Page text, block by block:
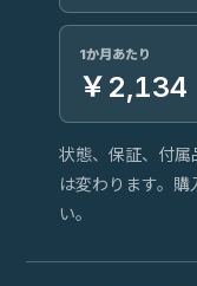
1か月あたり
￥2,134
状態、保証、付属
は変わります。
い。